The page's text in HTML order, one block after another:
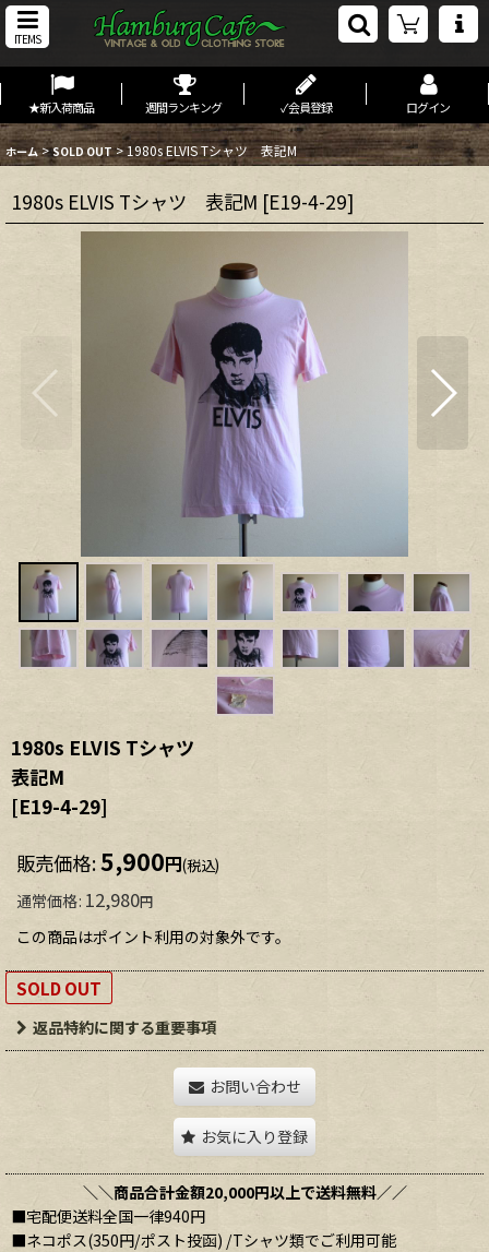
ITEMS
★新入荷商品 週間ランキング ✓会員登録 ログイン
ホーム > SOLD OUT >1980s ELVIS Tシャツ 表記M
1980s ELVIS Tシャツ 表記M [E19-4-29]
1980s ELVIS Tシャツ
表記M
[E19-4-29]
販売価格:5,900円(税込)
通常価格: 12,980円
この商品はポイント利用の対象外です。
SOLD OUT
返品特約に関する重要事項
お問い合わせ
お気に入り登録
＼＼商品合計金額20,000円以上で送料無料／／
■宅配便送料全国一律940円
■ネコポス(350円/ポスト投函) /Tシャツ類でご利用可能